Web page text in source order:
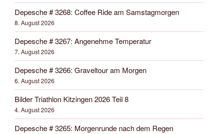
Depesche # 3268: Coffee Ride am Samstagmorgen
8. August 2026
Depesche # 3267: Angenehme Temperatur
7. August 2026
Depesche # 3266: Graveltour am Morgen
6. August 2026
Bilder Triathlon Kitzingen 2026 Teil 8
4. August 2026
Depesche # 3265: Morgenrunde nach dem Regen